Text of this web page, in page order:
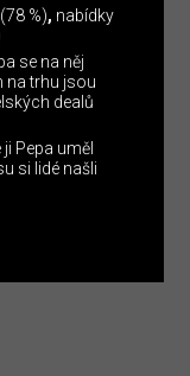
%), nabídky
se na něj
na trhu jsou
dealů
Pepa uměl
si lidé našli